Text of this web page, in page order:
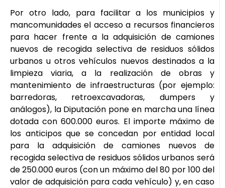
Por otro lado, para facilitar a los municipios y
mancomunidades el acceso a recursos financieros
para hacer frente a la adquisición de camiones
nuevos de recogida selectiva de residuos sólidos
urbanos u otros vehículos nuevos destinados a la
limpieza viaria, a la realización de obras y
mantenimiento de infraestructuras (por ejemplo:
barredoras, retroexcavadoras, dumpers y
análogos), la Diputación pone en marcha una línea
dotada con 600.000 euros. El importe máximo de
los anticipos que se concedan por entidad local
para la adquisición de camiones nuevos de
recogida selectiva de residuos sólidos urbanos será
de 250.000 euros (con un máximo del 80 por 100 del
valor de adquisición para cada vehículo) y, en caso